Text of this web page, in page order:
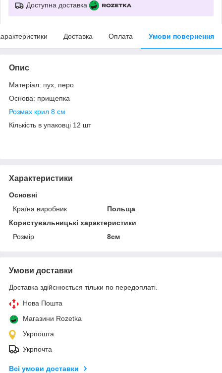
Доступна доставка
Доставка Оплата Умови повернення
Опис
Матеріал: пух, перо
Основа: прищепка
Розмах крил 8 см
Кількість в упаковці 12 шт
Характеристики
Основні
Країна виробник
Польща
Користувальницькі характеристики
Розмір
8см
Умови доставки
Доставка здійснюється тільки по передоплаті.
Нова Пошта
Магазини Rozetka
Укрпошта
Укрпочта
Всі умови доставки